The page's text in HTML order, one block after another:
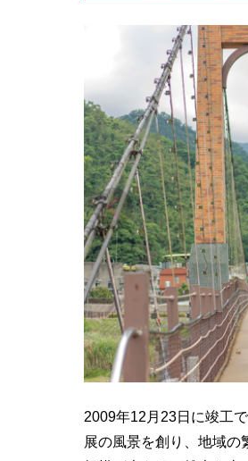
2009年12月23日に竣工
展の風景を創り、地域の